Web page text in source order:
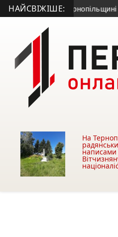
НАЙСВІЖІШЕ:
на Тернопільщині
На
написами